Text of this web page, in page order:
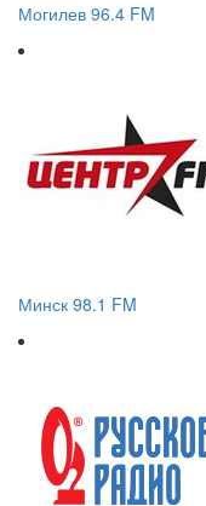
Могилев 96.4 FM
Минск 98.1 FM